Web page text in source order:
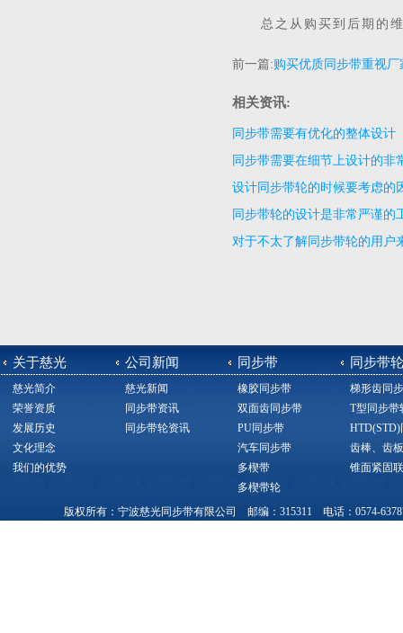
总之从购买到后期的维
前一篇:购买优质同步带重视厂
相关资讯:
同步带需要有优化的整体设计
同步带需要在细节上设计的非
设计同步带轮的时候要考虑的
同步带轮的设计是非常严谨的
对于不太了解同步带轮的用户
关于慈光
慈光简介
荣誉资质
发展历史
文化理念
我们的优势
公司新闻
慈光新闻
同步带资讯
同步带轮资讯
同步带
橡胶同步带
双面齿同步带
PU同步带
汽车同步带
多楔带
多楔带轮
同步带轮
梯形齿同
T型同步带
齿棒、齿板
锥面紧固
版权所有：宁波慈光同步带有限公司 邮编：315311 电话：0574-